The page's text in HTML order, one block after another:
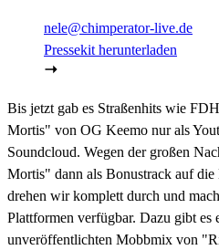
nele@chimperator-live.de
Pressekit herunterladen
Bis jetzt gab es Straßenhits wie
Mortis" von OG Keemo nur als
Soundcloud. Wegen der großen
Mortis" dann als Bonustrack auf
drehen wir komplett durch und
Plattformen verfügbar. Dazu gibt es
unveröffentlichten Mobbmix von